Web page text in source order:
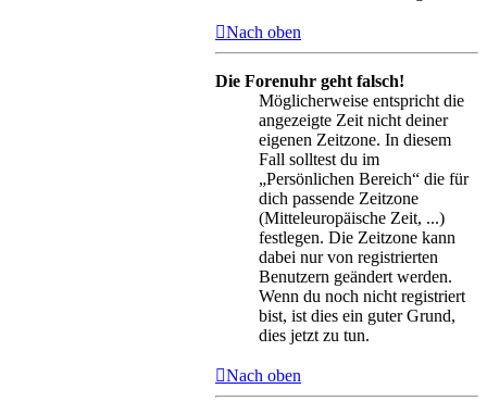
Nach oben
Die Forenuhr geht falsch!
Möglicherweise entspricht die
angezeigte Zeit nicht deiner
eigenen Zeitzone. In diesem
Fall solltest du im
„Persönlichen Bereich“ die für
dich passende Zeitzone
(Mitteleuropäische Zeit, ...)
festlegen. Die Zeitzone kann
dabei nur von registrierten
Benutzern geändert werden.
Wenn du noch nicht registriert
bist, ist dies ein guter Grund,
dies jetzt zu tun.
Nach oben